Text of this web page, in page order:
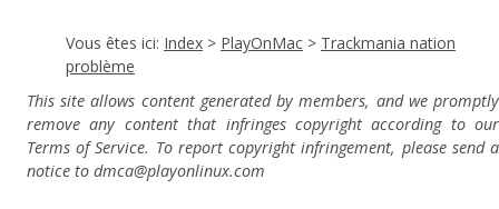
Vous êtes ici: Index > PlayOnMac > Trackmania nation
problème
This site allows content generated by members, and we promptly
remove any content that infringes copyright according to our
Terms of Service. To report copyright infringement, please send a
notice to dmca@playonlinux.com